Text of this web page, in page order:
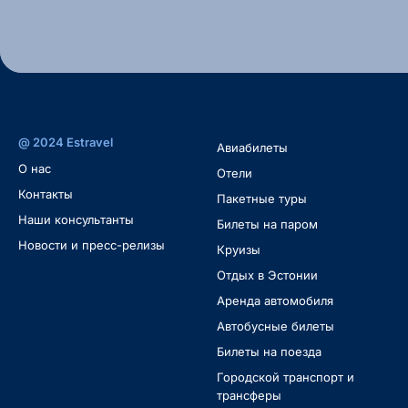
@ 2024 Estravel
O нас
Контакты
Наши консультанты
Новости и пресс-релизы
Авиабилеты
Oтели
Пакетные туры
Билеты на паром
Круизы
Отдых в Эстонии
Аренда автомобиля
Автобусные билеты
Билеты на поезда
Городской транспорт и
трансферы